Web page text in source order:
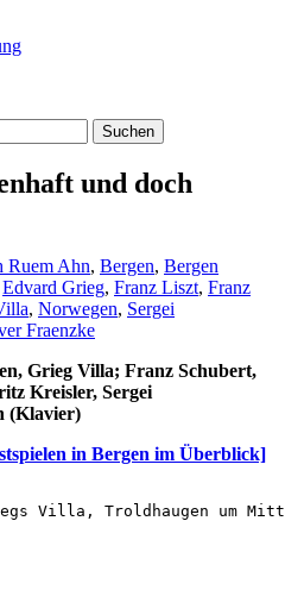
und doch
Ruem Ahn, Bergen, Bergen
Edvard Grieg, Franz Liszt, Franz
, Norwegen, Sergei
Fraenzke
Grieg Villa; Franz Schubert,
Kreisler, Sergei
(Klavier)
in Bergen im Überblick]
Villa, Troldhaugen um